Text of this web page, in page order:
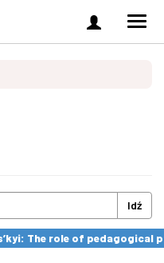
Zaloguj
się
Idź
The role of